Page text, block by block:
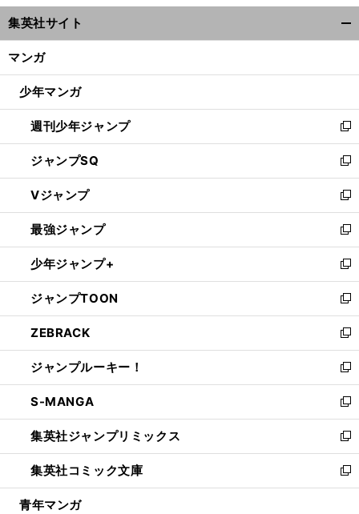
ウ
ィ
ン
ウ
開
く
集英社サイト
マンガ
少年マンガ
週刊少年ジャンプ
新
し
い
ウ
ィ
ン
ド
ウ
で
開
く
ジャンプSQ
新
し
い
ウ
ィ
ン
ド
ウ
で
開
く
Vジャンプ
新
し
い
ウ
ィ
ン
ド
ウ
で
開
く
最強ジャンプ
新
し
い
ウ
ィ
ン
ド
ウ
で
開
く
少年ジャンプ+
新
し
い
ウ
ィ
ン
ド
ウ
で
開
く
ジャンプTOON
新
し
い
ウ
ィ
ン
ド
ウ
で
開
く
ZEBRACK
新
し
い
ウ
ィ
ン
ド
ウ
で
開
ジャンプルーキー！
新
し
い
ウ
ィ
ン
ド
ウ
S-MANGA
新
し
い
ウ
ィ
ン
集英社ジャンプリミックス
新
し
い
ウ
集英社コミック文庫
新
し
青年マンガ